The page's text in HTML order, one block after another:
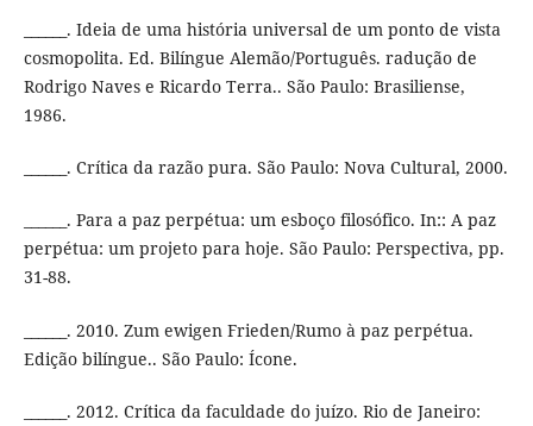
______. Ideia de uma história universal de um ponto de vista
cosmopolita. Ed. Bilíngue Alemão/Português. radução de
Rodrigo Naves e Ricardo Terra.. São Paulo: Brasiliense,
1986.
______. Crítica da razão pura. São Paulo: Nova Cultural, 2000.
______. Para a paz perpétua: um esboço filosófico. In:: A paz
perpétua: um projeto para hoje. São Paulo: Perspectiva, pp.
31-88.
______. 2010. Zum ewigen Frieden/Rumo à paz perpétua.
Edição bilíngue.. São Paulo: Ícone.
______. 2012. Crítica da faculdade do juízo. Rio de Janeiro: